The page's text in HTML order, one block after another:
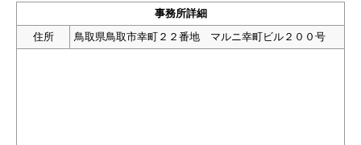
事務所詳細
住所
鳥取県鳥取市幸町２２番地 マルニ幸町ビル２００号